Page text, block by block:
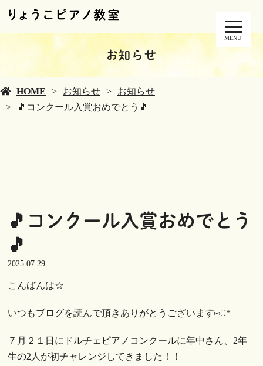
MENU
お知らせ
HOME お知らせ
お知らせ
🎵コンクール入賞おめでとう🎵
🎵コンクール入賞おめでとう
🎵
2025.07.29
こんばんは☆
いつもブログを読んで頂きありがとうございます⑅︎◡̈︎*
７月２１日にドルチェピアノコンクールに年中さん、2年
生の2人が初チャレンジしてきました！！